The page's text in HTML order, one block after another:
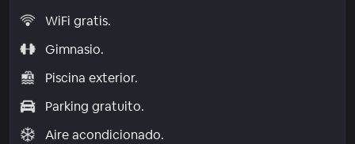
WiFi gratis.
Gimnasio.
Piscina exterior.
Parking gratuito.
Aire acondicionado.